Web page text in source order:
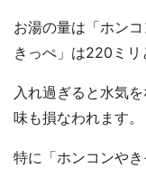
お湯の量は「ホン
きっぺ」は220ミリ
入れ過ぎると水気
味も損なわれます。
特に「ホンコンや